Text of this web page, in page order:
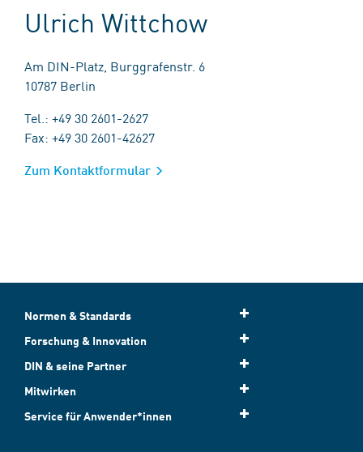
Ulrich Wittchow
Am DIN-Platz, Burggrafenstr. 6
10787 Berlin
Tel.: +49 30 2601-2627
Fax: +49 30 2601-42627
Zum Kontaktformular
Normen & Standards
Forschung & Innovation
DIN & seine Partner
Mitwirken
Service für Anwender*innen